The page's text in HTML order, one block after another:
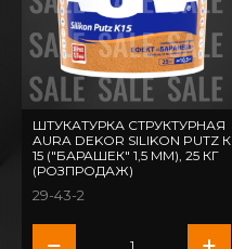
ШТУКАТУРКА СТРУКТУРНАЯ
AURA DEKOR SILIKON PUTZ К
15 ("БАРАШЕК" 1,5 ММ), 25 КГ
(РОЗПРОДАЖ)
29-43-2